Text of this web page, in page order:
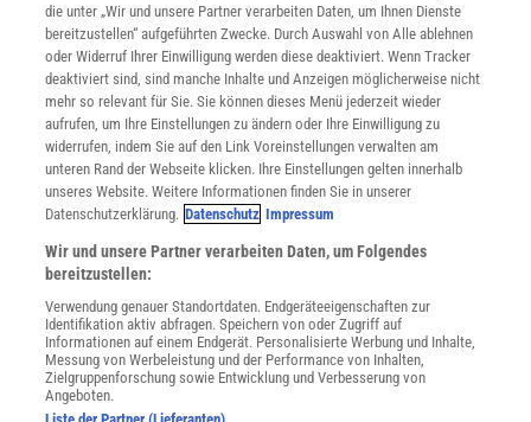
Mediadaten
Datenschutz
Nutzungsbedingungen
Cookie-Einstellungen
Utiq verwalten
Nutzungsbasierte Onlinewerbung
Alle Artikel
Impressum
Angebote für Schulen
Angebote für Institutionen
Sprachen lernen mit Gymglish
Lexika
Für Spektrum schreiben
Zugänglichkeitserklärung
die unter „Wir und unsere Partner verarbeiten Daten, um Ihnen Dienste
bereitzustellen“ aufgeführten Zwecke. Durch Auswahl von Alle ablehnen
oder Widerruf Ihrer Einwilligung werden diese deaktiviert. Wenn Tracker
deaktiviert sind, sind manche Inhalte und Anzeigen möglicherweise nicht
mehr so relevant für Sie. Sie können dieses Menü jederzeit wieder
aufrufen, um Ihre Einstellungen zu ändern oder Ihre Einwilligung zu
widerrufen, indem Sie auf den Link Voreinstellungen verwalten am
unteren Rand der Webseite klicken. Ihre Einstellungen gelten innerhalb
unseres Website. Weitere Informationen finden Sie in unserer
Datenschutzerklärung. Datenschutz Impressum
Wir und unsere Partner verarbeiten Daten, um Folgendes
bereitzustellen:
Verwendung genauer Standortdaten. Endgeräteeigenschaften zur
Identifikation aktiv abfragen. Speichern von oder Zugriff auf
Informationen auf einem Endgerät. Personalisierte Werbung und Inhalte,
Messung von Werbeleistung und der Performance von Inhalten,
Zielgruppenforschung sowie Entwicklung und Verbesserung von
Angeboten.